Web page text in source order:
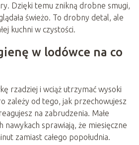
Dzięki temu znikną drobne smugi,
świeżo. To drobny detal, ale
kuchni w czystości.
w lodówce na co
rzadziej i wciąż utrzymać wysoki
zależy od tego, jak przechowujesz
na zabrudzenia. Małe
nawykach sprawiają, że miesięczne
zamiast całego popołudnia.